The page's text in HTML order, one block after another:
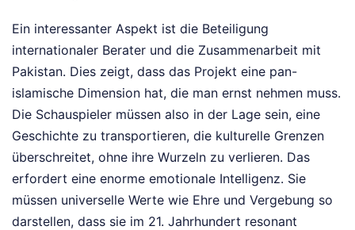
Ein interessanter Aspekt ist die Beteiligung
internationaler Berater und die Zusammenarbeit mit
Pakistan. Dies zeigt, dass das Projekt eine pan-
islamische Dimension hat, die man ernst nehmen muss.
Die Schauspieler müssen also in der Lage sein, eine
Geschichte zu transportieren, die kulturelle Grenzen
überschreitet, ohne ihre Wurzeln zu verlieren. Das
erfordert eine enorme emotionale Intelligenz. Sie
müssen universelle Werte wie Ehre und Vergebung so
darstellen, dass sie im 21. Jahrhundert resonant